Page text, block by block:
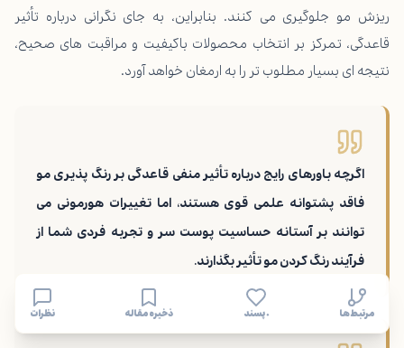
ریزش مو جلوگیری می کنند. بنابراین، به جای نگرانی درباره تأثیر
قاعدگی، تمرکز بر انتخاب محصولات باکیفیت و مراقبت های صحیح،
نتیجه ای بسیار مطلوب تر را به ارمغان خواهد آورد.
اگرچه باورهای رایج درباره تأثیر منفی قاعدگی بر رنگ پذیری مو
فاقد پشتوانه علمی قوی هستند، اما تغییرات هورمونی می
توانند بر آستانه حساسیت پوست سر و تجربه فردی شما از
فرآیند رنگ کردن مو تأثیر بگذارند.
مرتبط‌ها ۰ پسند ذخیره مقاله نظرات